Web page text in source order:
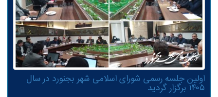
اولین جلسه رسمی شورای اسلامی شهر بجنورد در سال
۱۴۰۵ برگزار گردید